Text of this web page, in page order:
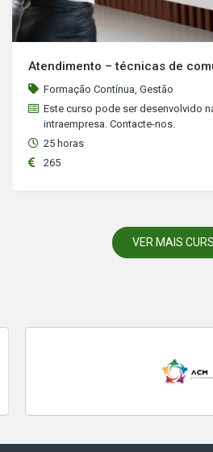
Atendimento – técnicas de
Formação Contínua, Gestão
Este curso pode ser desenvolvido
intraempresa. Contacte-nos.
25 horas
265
VER MAIS